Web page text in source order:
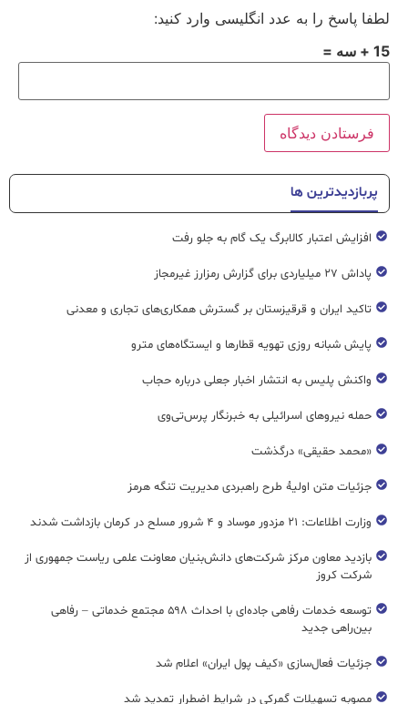
لطفا پاسخ را به عدد انگلیسی وارد کنید:
15 + سه =
پربازدیدترین ها
افزایش اعتبار کالابرگ یک گام به جلو رفت
پاداش ۲۷ میلیاردی برای گزارش رمزارز غیرمجاز
تاکید ایران و قرقیزستان بر گسترش همکاری‌های تجاری و معدنی
پایش شبانه روزی تهویه قطار‌ها و ایستگاه‌های مترو
واکنش پلیس به انتشار اخبار جعلی درباره حجاب
حمله نیروهای اسرائیلی به خبرنگار پرس‌تی‌وی
«محمد حقیقی» درگذشت
جزئیات متن اولیۀ طرح راهبردی مدیریت تنگه هرمز
وزارت اطلاعات: ۲۱ مزدور موساد و ۴ شرور مسلح در کرمان بازداشت شدند
بازدید معاون مرکز شرکت‌های دانش‌بنیان معاونت علمی ریاست جمهوری از
شرکت کروز
توسعه خدمات رفاهی جاده‌ای با احداث ۵۹۸ مجتمع خدماتی – رفاهی
بین‌راهی جدید
جزئیات فعال‌سازی «کیف پول ایران» اعلام شد
مصوبه تسهیلات گمرکی در شرایط اضطرار تمدید شد